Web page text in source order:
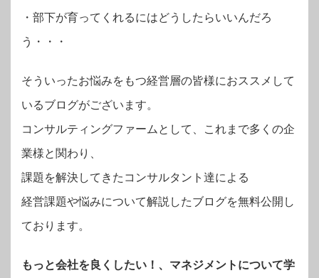
・部下が育ってくれるにはどうしたらいいんだろ
う・・・
そういったお悩みをもつ経営層の皆様におススメして
いるブログがございます。
コンサルティングファームとして、これまで多くの企
業様と関わり、
課題を解決してきたコンサルタント達による
経営課題や悩みについて解説したブログを無料公開し
ております。
もっと会社を良くしたい！、マネジメントについて学